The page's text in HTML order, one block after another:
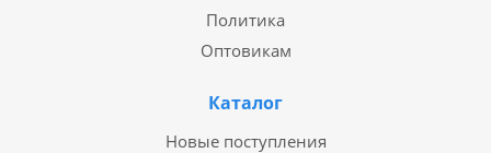
Политика
Оптовикам
Каталог
Новые поступления